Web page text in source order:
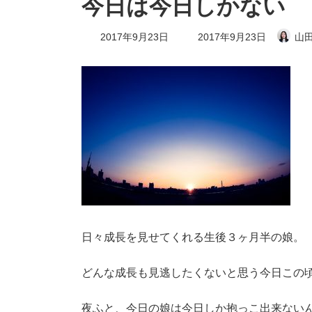
今日は今日しかない
2017年9月23日
最
終
新
2017年9月23日 山
日々成長を見せてくれる生後３ヶ月半の娘。
どんな成長も見逃したくないと思う今日この
夜ふと、今日の娘は今日しか抱っこ出来ない